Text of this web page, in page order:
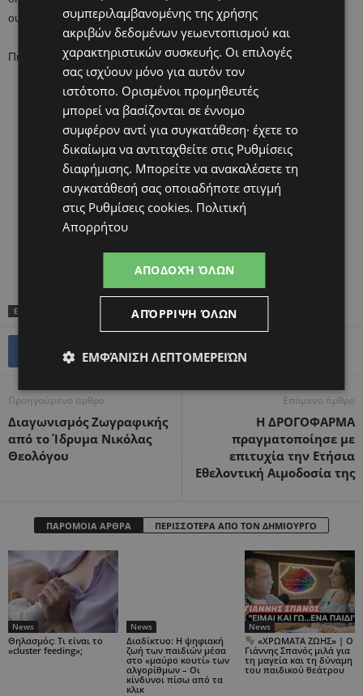
ουσίες που αντικατέστησαν.
Πηγή:ΑΠΕ-ΜΠΕ
ΕΤΙΚΕΤΕΣ ΕΓΚΥΜΟΣΎΝΗ ΥΓΕΊΑ
Προηγούμενο άρθρο
Διαγωνισμός Ζωγραφικής
από το Ίδρυμα Νικόλας
Θεολόγου
Επόμενο άρθρο
Η ΔΡΟΓΟΦΑΡΜΑ
πραγματοποίησε με
επιτυχία την Ετήσια
Εθελοντική Αιμοδοσία της
ΠΑΡΟΜΟΙΑ ΑΡΘΡΑ ΠΕΡΙΣΣΟΤΕΡΑ ΑΠΟ ΤΟΝ ΔΗΜΙΟΥΡΓΟ
News
Θηλασμός: Τι είναι το
«cluster feeding»;
News
Διαδίκτυο: Η ψηφιακή
ζωή των παιδιών μέσα
στο «μαύρο κουτί» των
αλγορίθμων – Οι
κίνδυνοι πίσω από τα
κλικ
News
«ΧΡΩΜΑΤΑ ΖΩΗΣ» | Ο
Γιάννης Σπανός μιλά για
τη μαγεία και τη δύναμη
του παιδικού θεάτρου
συμπεριλαμβανομένης της χρήσης
ακριβών δεδομένων γεωεντοπισμού και
χαρακτηριστικών συσκευής. Οι επιλογές
σας ισχύουν μόνο για αυτόν τον
ιστότοπο. Ορισμένοι προμηθευτές
μπορεί να βασίζονται σε έννομο
συμφέρον αντί για συγκατάθεση· έχετε το
δικαίωμα να αντιταχθείτε στις Ρυθμίσεις
διαφήμισης. Μπορείτε να ανακαλέσετε τη
συγκατάθεσή σας οποιαδήποτε στιγμή
στις Ρυθμίσεις cookies. Πολιτική
Απορρήτου
ΑΠΟΔΟΧΉ ΌΛΩΝ
ΑΠΌΡΡΙΨΗ ΌΛΩΝ
ΕΜΦΆΝΙΣΗ ΛΕΠΤΟΜΕΡΕΙΏΝ